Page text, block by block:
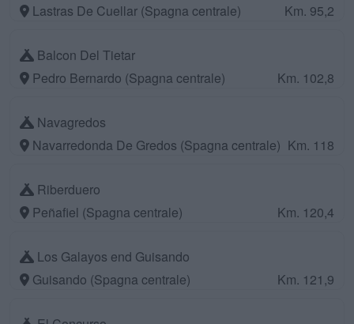
Lastras De Cuellar (Spagna centrale)
Km. 95,2
Balcon Del Tietar
Pedro Bernardo (Spagna centrale)
Km. 102,8
Navagredos
Navarredonda De Gredos (Spagna centrale) Km. 118
Riberduero
Peñafiel (Spagna centrale)
Km. 120,4
Los Galayos end Guisando
Guisando (Spagna centrale)
Km. 121,9